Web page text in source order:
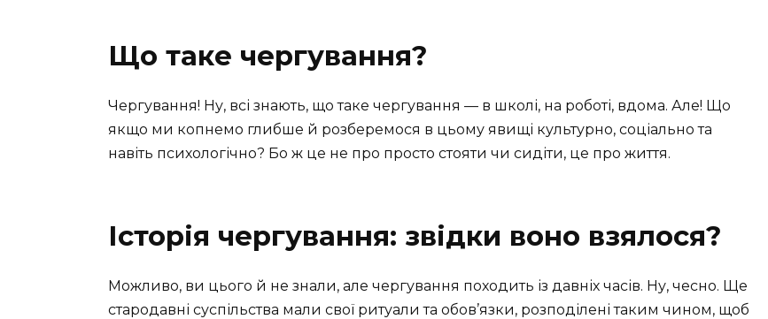
Що таке чергування?
Чергування! Ну, всі знають, що таке чергування — в школі, на роботі, вдома. Але! Що
якщо ми копнемо глибше й розберемося в цьому явищі культурно, соціально та
навіть психологічно? Бо ж це не про просто стояти чи сидіти, це про життя.
Історія чергування: звідки воно взялося?
Можливо, ви цього й не знали, але чергування походить із давніх часів. Ну, чесно. Ще
стародавні суспільства мали свої ритуали та обов’язки, розподілені таким чином, щоб